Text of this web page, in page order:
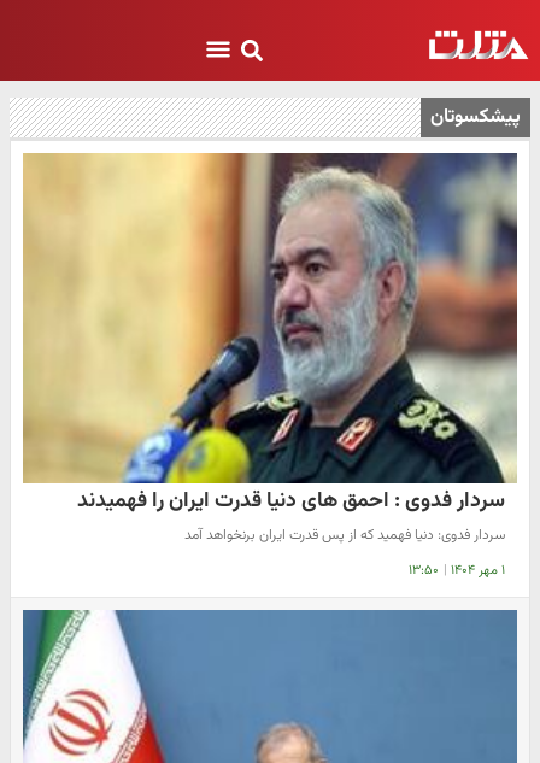
پیشکسوتان
سردار فدوی : احمق های دنیا قدرت ایران را فهمیدند
سردار فدوی: دنیا فهمید که از پس قدرت ایران برنخواهد آمد
۱ مهر ۱۴۰۴ | ۱۳:۵۰